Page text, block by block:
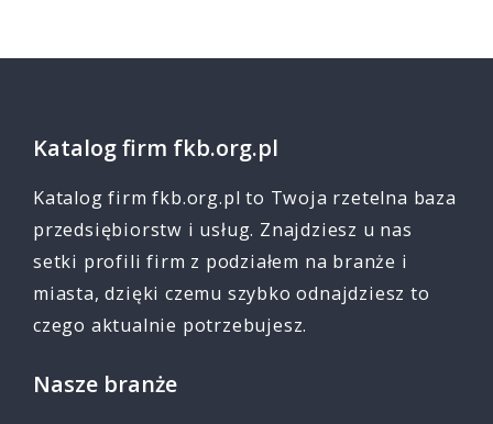
Katalog firm fkb.org.pl
Katalog firm fkb.org.pl to Twoja rzetelna baza
przedsiębiorstw i usług. Znajdziesz u nas
setki profili firm z podziałem na branże i
miasta, dzięki czemu szybko odnajdziesz to
czego aktualnie potrzebujesz.
Nasze branże